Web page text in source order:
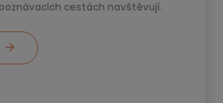
cestách navštěvují.